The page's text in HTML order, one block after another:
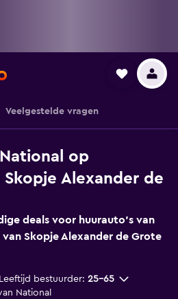
Veelgestelde vragen
op
Skopje Alexander de
deals voor huurauto's van
Skopje Alexander de Grote
Leeftijd bestuurder: 25-65
National